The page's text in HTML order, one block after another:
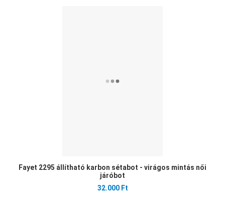
Fayet 2295 állítható karbon sétabot - virágos mintás női
járóbot
32.000 Ft